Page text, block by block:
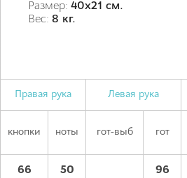
Размер: 40х21 см.
Вес: 8 кг.
Правая рука Левая рука
кнопки ноты гот-выб гот
66 50 96